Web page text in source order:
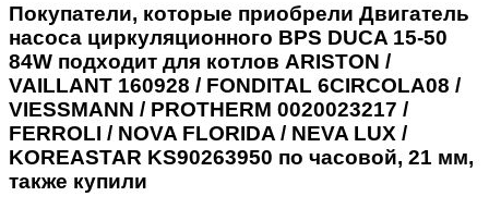
Покупатели, которые приобрели Двигатель
насоса циркуляционного BPS DUCA 15-50
84W подходит для котлов ARISTON /
VAILLANT 160928 / FONDITAL 6CIRCOLA08 /
VIESSMANN / PROTHERM 0020023217 /
FERROLI / NOVA FLORIDA / NEVA LUX /
KOREASTAR KS90263950 по часовой, 21 мм,
также купили